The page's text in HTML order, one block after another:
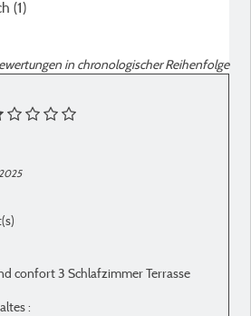
(1)
in chronologischer Reihenfolge
confort 3 Schlafzimmer Terrasse
: